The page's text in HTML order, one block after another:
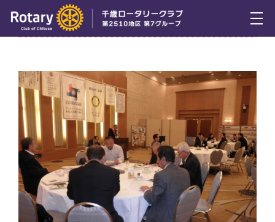
例会報告
活動報告
理事会報告
スケジュール
年間プログラム
木曜会
6月10日（木） 通常例会（年次報告）